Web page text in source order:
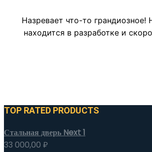
Назревает что-то грандиозное!
находится в разработке и
TOP RATED PRODUCTS
Стальная дверь Next 1
33 000,00 ₽